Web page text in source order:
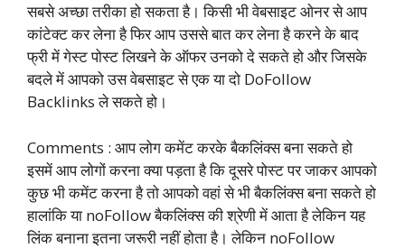
सबसे अच्छा तरीका हो सकता है। किसी भी वेबसाइट ओनर से आप
कांटेक्ट कर लेना है फिर आप उससे बात कर लेना है करने के बाद
फ्री में गेस्ट पोस्ट लिखने के ऑफर उनको दे सकते हो और जिसके
बदले में आपको उस वेबसाइट से एक या दो DoFollow
Backlinks ले सकते हो।
Comments : आप लोग कमेंट करके बैकलिंक्स बना सकते हो
इसमें आप लोगों करना क्या पड़ता है कि दूसरे पोस्ट पर जाकर आपको
कुछ भी कमेंट करना है तो आपको वहां से भी बैकलिंक्स बना सकते हो
हालांकि या noFollow बैकलिंक्स की श्रेणी में आता है लेकिन यह
लिंक बनाना इतना जरूरी नहीं होता है। लेकिन noFollow